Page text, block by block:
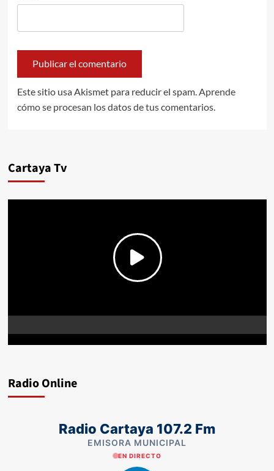
Este sitio usa Akismet para reducir el spam. Aprende
cómo se procesan los datos de tus comentarios.
Cartaya Tv
Radio Online
Radio Cartaya 107.2 Fm
EMISORA MUNICIPAL
EN DIRECTO